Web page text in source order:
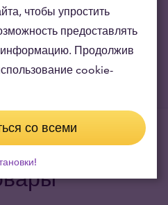
чтобы упростить
предоставлять
Продолжив
cookie-
со всеми